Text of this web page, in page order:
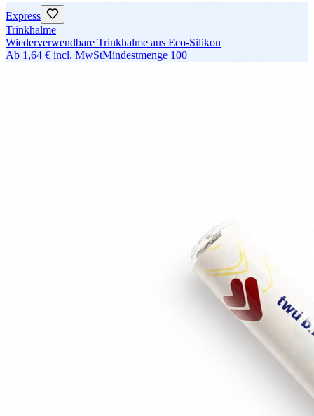
Express
Trinkhalme
Wiederverwendbare Trinkhalme aus Eco-Silikon
Ab 1,64 € incl. MwStMindestmenge 100